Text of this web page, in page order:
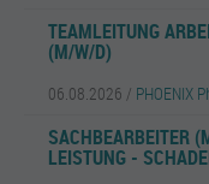
TEAMLEITUNG
(M/W/D)
06.08.2026 / PHOENIX
SACHBEARBEITER
LEISTUNG -